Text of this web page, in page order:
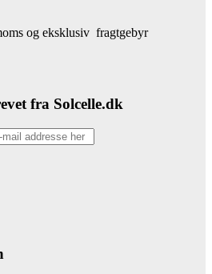
og eksklusiv fragtgebyr
fra Solcelle.dk